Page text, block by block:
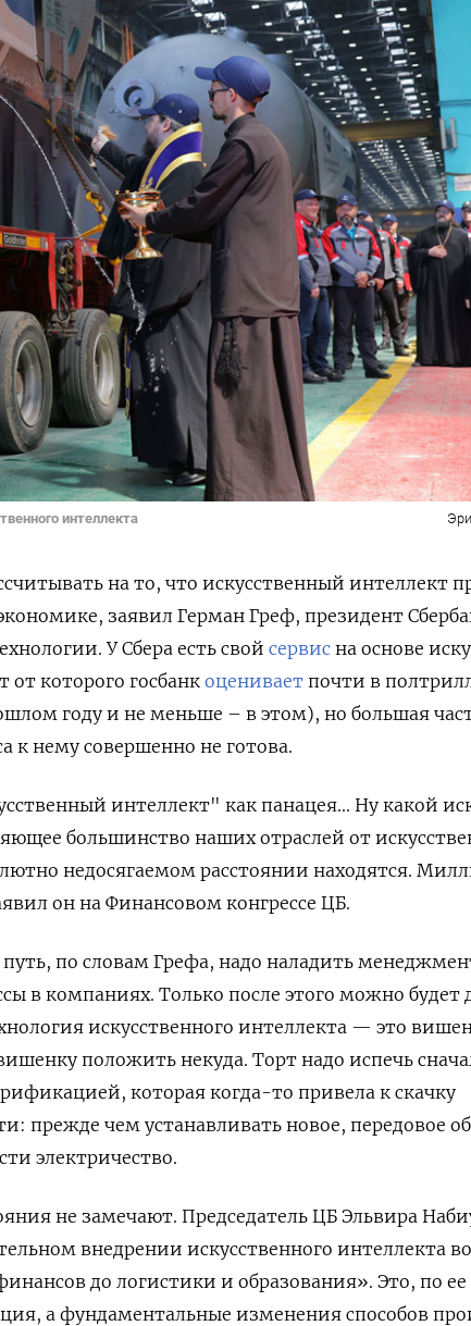
интеллекта
на то, что искусственный интеллект
заявил Герман Греф, президент
У Сбера есть свой сервис на основе
которого госбанкоценивает почти в
году и не меньше – в этом), но большая
к нему совершенно не готова.
интеллект" как панацея... Ну какой
большинство наших отраслей от
недосягаемом расстоянии находятся.
он на Финансовом конгрессе ЦБ.
по словам Грефа, надо наладить
в компаниях. Только после этого можно будет
искусственного интеллекта — это
положить некуда. Торт надо испечь
которая когда-то привела к скачку
прежде чем устанавливать новое, передовое
электричество.
не замечают. Председатель ЦБ Эльвира
внедрении искусственного интеллекта
до логистики и образования». Это, по
а фундаментальные изменения способов